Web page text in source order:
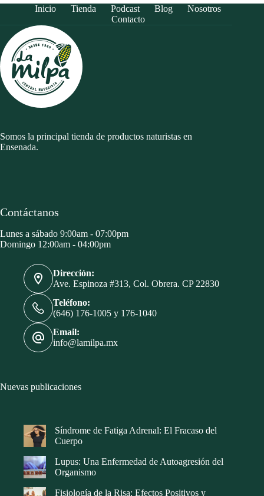
Inicio Tienda Podcast Blog
Nosotros
Contacto
Somos la principal tienda de productos naturistas en
Ensenada.
Contáctanos
Lunes a sábado 9:00am - 07:00pm
Domingo 12:00am - 04:00pm
Dirección:
Ave. Espinoza #313, Col. Obrera. CP 22830
Teléfono:
(646) 176-1005 y 176-1040
Email:
info@lamilpa.mx
Nuevas publicaciones
Síndrome de Fatiga Adrenal: El Fracaso del
Cuerpo
Lupus: Una Enfermedad de Autoagresión del
Organismo
Fisiología de la Risa: Efectos Positivos y